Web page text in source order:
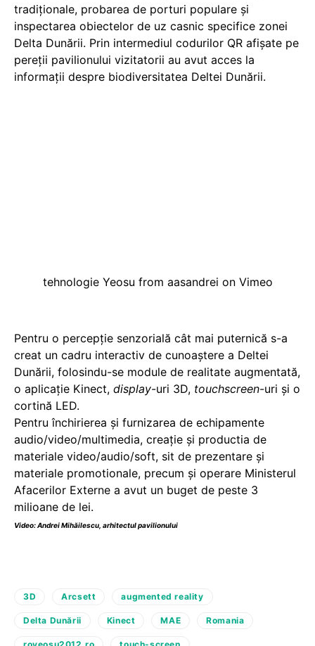
tradiţionale, probarea de porturi populare şi
inspectarea obiectelor de uz casnic specifice zonei
Delta Dunării. Prin intermediul codurilor QR afişate pe
pereţii pavilionului vizitatorii au avut acces la
informaţii despre biodiversitatea Deltei Dunării.
tehnologie Yeosu from aasandrei on Vimeo
Pentru o percepţie senzorială cât mai puternică s-a
creat un cadru interactiv de cunoaştere a Deltei
Dunării, folosindu-se module de realitate augmentată,
o aplicaţie Kinect, display-uri 3D, touchscreen-uri şi o
cortină LED.
Pentru închirierea şi furnizarea de echipamente
audio/video/multimedia, creaţie şi productia de
materiale video/audio/soft, sit de prezentare şi
materiale promotionale, precum şi operare Ministerul
Afacerilor Externe a avut un buget de peste 3
milioane de lei.
Video: Andrei Mihăilescu, arhitectul pavilionului
3D Arcsett augmented reality
Delta Dunării Kinect MAE Romania